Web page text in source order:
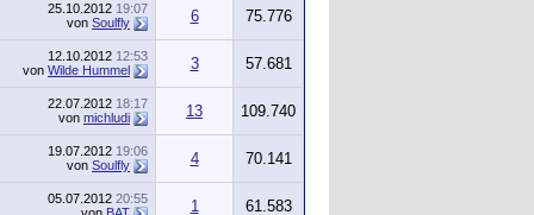
25.10.2012 19:07
von Soulfly 6 75.776
12.10.2012 12:53
von Wilde Hummel 3 57.681
22.07.2012 18:17
von michludi 13 109.740
19.07.2012 19:06
von Soulfly 4 70.141
05.07.2012 20:55
1 61.583